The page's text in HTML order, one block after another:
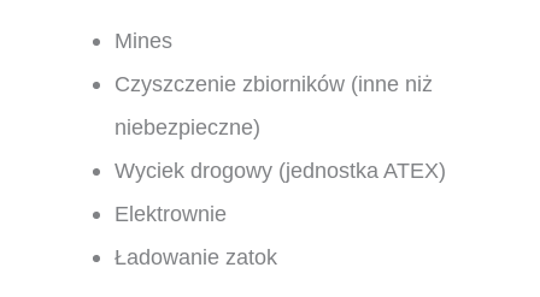
Mines
Czyszczenie zbiorników (inne niż
niebezpieczne)
Wyciek drogowy (jednostka ATEX)
Elektrownie
Ładowanie zatok